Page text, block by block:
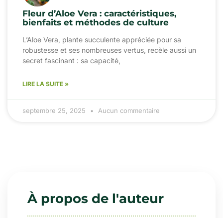
Fleur d’Aloe Vera : caractéristiques,
bienfaits et méthodes de culture
L’Aloe Vera, plante succulente appréciée pour sa
robustesse et ses nombreuses vertus, recèle aussi un
secret fascinant : sa capacité,
LIRE LA SUITE »
septembre 25, 2025 Aucun commentaire
À propos de l'auteur